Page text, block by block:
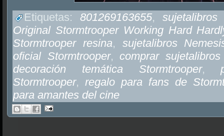
Etiquetas: 801269163655, sujetalibros
Original Stormtrooper Working Hard
Stormtrooper resina, sujetalibros
oficial Stormtrooper, comprar
decoración temática Stormtrooper,
Stormtrooper, regalo para fans de
para amantes del cine